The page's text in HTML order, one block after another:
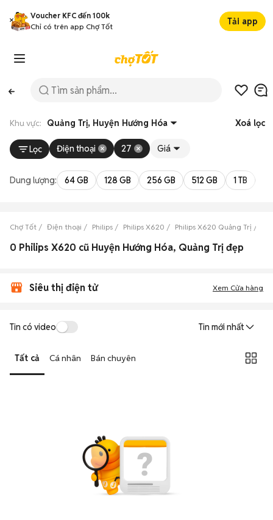
Voucher KFC đến 100k
Chỉ có trên app Chợ Tốt
Tải app
Khu vực: Quảng Trị, Huyện Hướng Hóa Xoá lọc
Lọc Điện thoại 27 Giá
Dung lượng: 64 GB 128 GB 256 GB 512 GB 1 TB
Chợ Tốt Điện thoại Philips Philips X620 Philips X620 Quảng Trị
0 Philips X620 cũ Huyện Hướng Hóa, Quảng Trị đẹp
Siêu thị điện tử Xem Cửa hàng
Tin có video Tin mới nhất
Tất cả Cá nhân Bán chuyên